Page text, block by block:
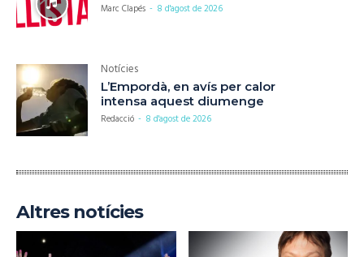
Marc Clapés - 8 d'agost de 2026
Notícies
L’Empordà, en avís per calor
intensa aquest diumenge
Redacció - 8 d'agost de 2026
Altres notícies